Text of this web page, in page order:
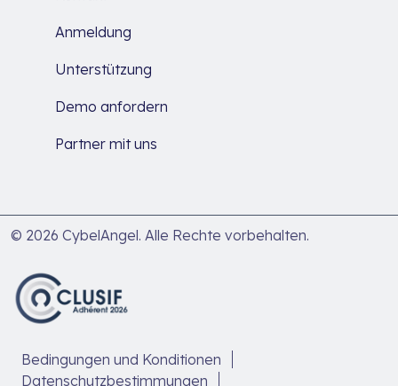
Anmeldung
Unterstützung
Demo anfordern
Partner mit uns
© 2026 CybelAngel. Alle Rechte vorbehalten.
Bedingungen und Konditionen
Datenschutzbestimmungen